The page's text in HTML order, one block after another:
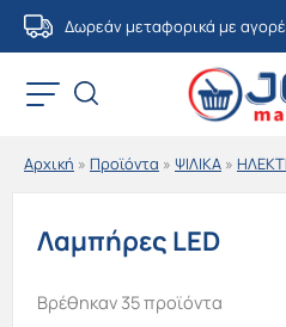
Μετάβαση
στο
περιεχόμενο
Δωρεάν μεταφορικά με
Αρχική » Προϊόντα » ΨΙΛΙΚΑ »
Λαμπήρες LED
Βρέθηκαν 35 προϊόντα